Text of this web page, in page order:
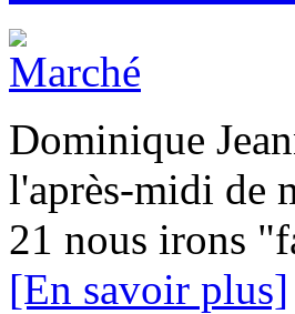
Dominique
l'après-midi de
21 nous irons
[En savoir plus]